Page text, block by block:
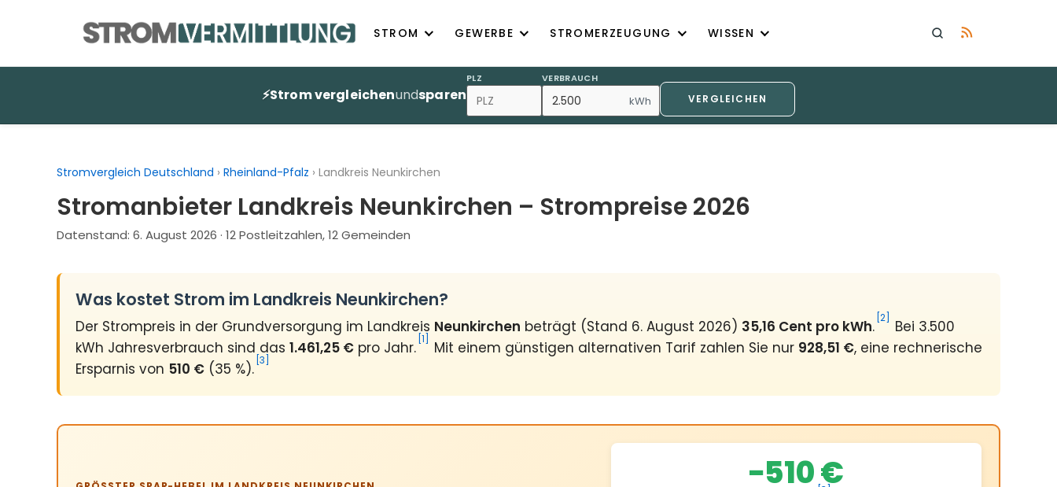
STROM GEWERBE STROMERZEUGUNG WISSEN
⚡Strom vergleichenundsparen
PLZ VERBRAUCH
kWh VERGLEICHEN
Stromvergleich Deutschland › Rheinland-Pfalz › Landkreis Neunkirchen
Stromanbieter Landkreis Neunkirchen – Strompreise 2026
Datenstand: 6. August 2026 · 12 Postleitzahlen, 12 Gemeinden
Was kostet Strom im Landkreis Neunkirchen?
Der Strompreis in der Grundversorgung im Landkreis Neunkirchen beträgt (Stand 6. August 2026) 35,16 Cent pro kWh. [2]
Bei 3.500
kWh Jahresverbrauch sind das 1.461,25 € pro Jahr. [1] Mit einem günstigen alternativen Tarif zahlen Sie nur 928,51 €, eine rechnerische
Ersparnis von 510 € (35 %). [3]
−510 €